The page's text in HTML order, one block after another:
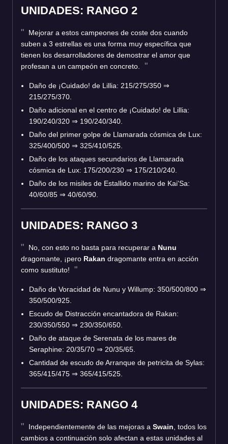
UNIDADES: RANGO 2
Mejorar a estos campeones de coste dos cuando
suben a 3 estrellas es una forma muy específica que
tienen los desarrolladores de demostrar el amor que
profesan a un campeón en concreto.
Daño de ¡Cuidado! de Lillia: 215/275/350 ⇒
215/275/370.
Daño adicional en el centro de ¡Cuidado! de Lillia:
190/240/320 ⇒ 190/240/340.
Daño del primer golpe de Llamarada cósmica de Lux:
325/400/500 ⇒ 325/410/525.
Daño de los ataques secundarios de Llamarada
cósmica de Lux: 175/200/230 ⇒ 175/210/240.
Daño de los misiles de Estallido marino de Kai'Sa:
40/60/85 ⇒ 40/60/90.
UNIDADES: RANGO 3
No, con esto no basta para recuperar a Nunu
dragomante, ¡pero Rakan dragomante entra en acción
como sustituto!
Daño de Voracidad de Nunu y Willump: 350/500/800 ⇒
350/500/925.
Escudo de Distracción encantadora de Rakan:
230/350/550 ⇒ 230/350/650.
Daño de ataque de Serenata de los mares de
Seraphine: 20/35/70 ⇒ 20/35/65.
Cantidad de escudo de Arranque de petricita de Sylas:
365/415/475 ⇒ 365/415/525.
UNIDADES: RANGO 4
Independientemente de las mejoras a Swain , todos los
cambios a continuación solo afectan a estas unidades al